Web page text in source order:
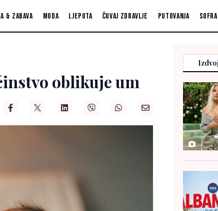
& zabava Moda Ljepota Čuvaj zdravlje Putovanja Sofra
oblikuje um